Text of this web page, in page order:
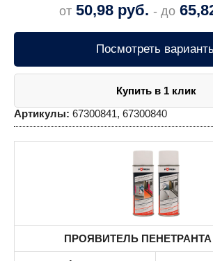
от 50,98 руб. - до
Посмотреть
Купить в 1 клик
Артикулы: 67300841, 67300840
ПРОЯВИТЕЛЬ ПЕНЕТРАНТА